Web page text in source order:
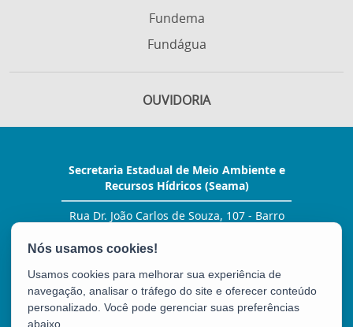
Fundema
Fundágua
OUVIDORIA
Secretaria Estadual de Meio Ambiente e
Recursos Hídricos (Seama)
Rua Dr. João Carlos de Souza, 107 - Barro
CEP: 29057-530 - Vitória / ES
E-mail:gabinete@seama.es.gov.br
Usamos cookies para melhorar sua experiência de
navegação, analisar o tráfego do site e oferecer conteúdo
personalizado. Você pode gerenciar suas preferências
abaixo.